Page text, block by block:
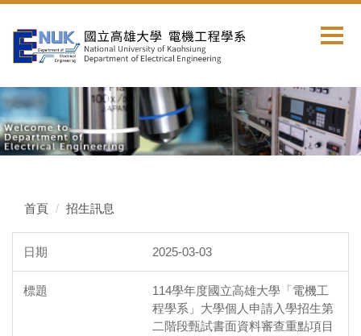
到
內
容
區
首頁 招生訊息
2025-03-03
114學年度國立高雄大學「電機工
程學系」大學個人申請入學招生第
二階段甄試書面資料審查重點項目